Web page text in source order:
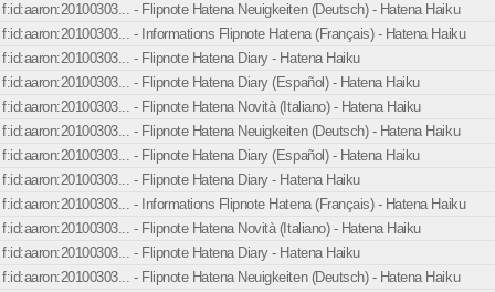
f:id:aaron:20100303... - Flipnote Hatena Neuigkeiten (Deutsch) - Hatena Haiku
f:id:aaron:20100303... - Informations Flipnote Hatena (Français) - Hatena Haiku
f:id:aaron:20100303... - Flipnote Hatena Diary - Hatena Haiku
f:id:aaron:20100303... - Flipnote Hatena Diary (Español) - Hatena Haiku
f:id:aaron:20100303... - Flipnote Hatena Novità (Italiano) - Hatena Haiku
f:id:aaron:20100303... - Flipnote Hatena Neuigkeiten (Deutsch) - Hatena Haiku
f:id:aaron:20100303... - Flipnote Hatena Diary (Español) - Hatena Haiku
f:id:aaron:20100303... - Flipnote Hatena Diary - Hatena Haiku
f:id:aaron:20100303... - Informations Flipnote Hatena (Français) - Hatena Haiku
f:id:aaron:20100303... - Flipnote Hatena Novità (Italiano) - Hatena Haiku
f:id:aaron:20100303... - Flipnote Hatena Diary - Hatena Haiku
f:id:aaron:20100303... - Flipnote Hatena Neuigkeiten (Deutsch) - Hatena Haiku